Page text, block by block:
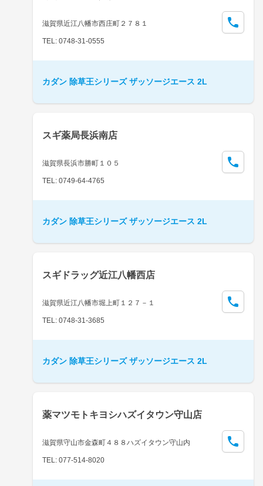
滋賀県近江八幡市西庄町２７８１
TEL: 0748-31-0555
カダン 除草王シリーズ ザッソージエース 2L
スギ薬局長浜南店
滋賀県長浜市勝町１０５
TEL: 0749-64-4765
カダン 除草王シリーズ ザッソージエース 2L
スギドラッグ近江八幡西店
滋賀県近江八幡市堀上町１２７－１
TEL: 0748-31-3685
カダン 除草王シリーズ ザッソージエース 2L
薬マツモトキヨシハズイタウン守山店
滋賀県守山市金森町４８８ハズイタウン守山内
TEL: 077-514-8020